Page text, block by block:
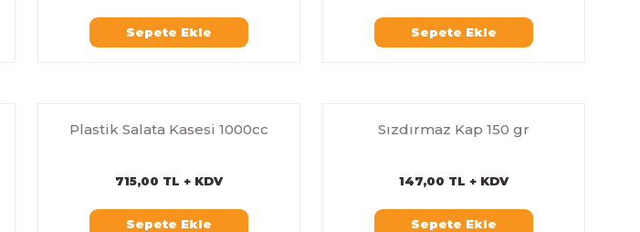
Sepete Ekle Sepete Ekle
Plastik Salata Kasesi 1000cc
715,00 TL + KDV
Sepete Ekle
Sızdırmaz Kap 150 gr
147,00 TL + KDV
Sepete Ekle